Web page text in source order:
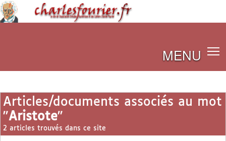
MENU
Articles/documents associés au mot
"Aristote"
2 articles trouvés dans ce site